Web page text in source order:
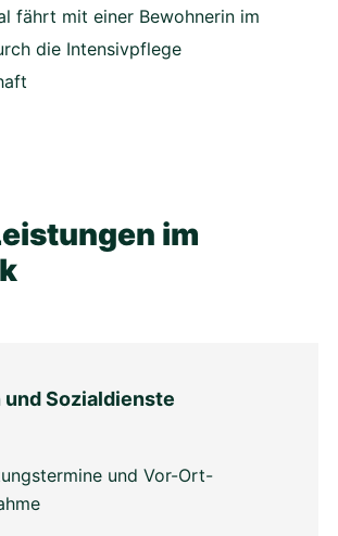
im
und Sozialdienste
und Vor-Ort-